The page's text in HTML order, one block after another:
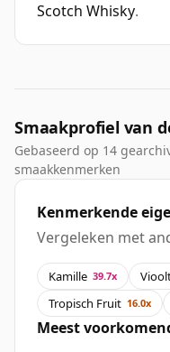
Scotch Whisky.
Smaakprofiel van
Gebaseerd op 14
smaakkenmerken
Kenmerkende
Vergeleken met
Kamille 39.7x
Tropisch Fruit 16.0x
Meest